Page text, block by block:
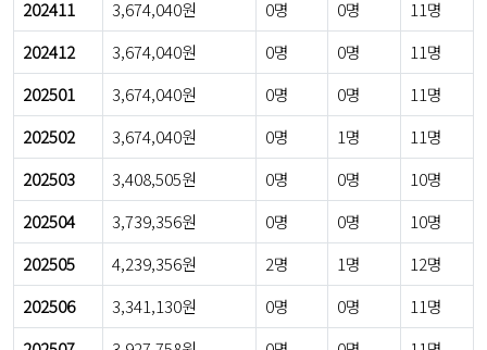
202411
3,674,040원 0명 0명
11명
202412
3,674,040원 0명 0명
11명
202501
3,674,040원 0명 0명
11명
202502
3,674,040원 0명 1명
11명
202503
3,408,505원 0명 0명
10명
202504
3,739,356원 0명 0명
10명
202505
4,239,356원 2명 1명
12명
202506
3,341,130원 0명 0명
11명